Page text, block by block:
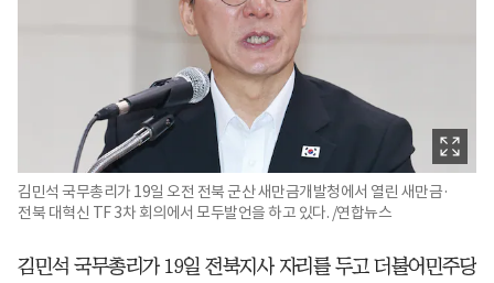
김민석 국무총리가 19일 오전 전북 군산 새만금개발청에서 열린 새만금·
전북 대혁신 TF 3차 회의에서 모두발언을 하고 있다. /연합뉴스
김민석 국무총리가 19일 전북지사 자리를 두고 더불어민주당